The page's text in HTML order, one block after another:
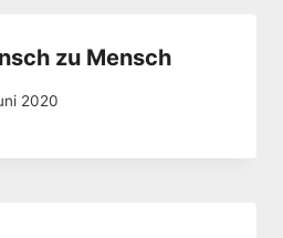
zu Mensch
2020